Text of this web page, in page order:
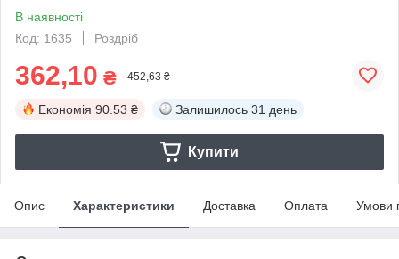
В наявності
Код: 1635
Роздріб
362,10 ₴ 452,63 ₴
Економія 90.53 ₴ Залишилось 31 день
Купити
Опис Характеристики Доставка Оплата Умови